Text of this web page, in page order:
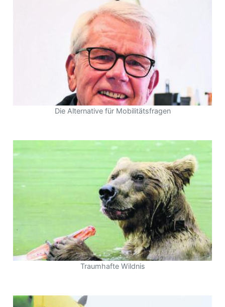
Die Alternative für Mobilitätsfragen
Traumhafte Wildnis